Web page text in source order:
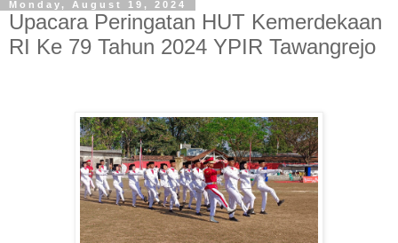
Monday, August 19, 2024
Upacara Peringatan HUT Kemerdekaan
RI Ke 79 Tahun 2024 YPIR Tawangrejo